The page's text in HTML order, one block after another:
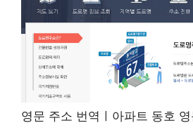
영문 주소 번역ㅣ아파트 동호